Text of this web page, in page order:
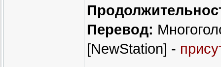
Перевод:
[NewStation] -